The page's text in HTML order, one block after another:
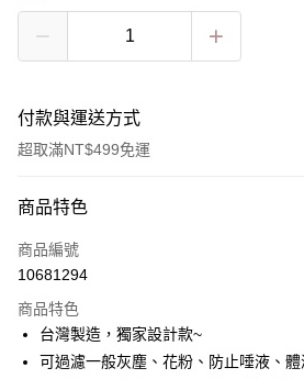
付款與運送方式
超取滿NT$499免運
付款方式
信用卡一次付款
LINE Pay
Apple Pay
商品特色
商品編號
10681294
商品特色
台灣製造，獨家設計款~
可過濾一般灰塵、花粉、防止唾液、體